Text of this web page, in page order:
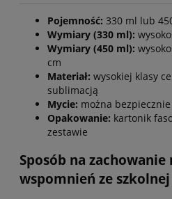
Pojemność: 330 ml lub
Wymiary (330 ml):
Wymiary (450 ml):
cm
Materiał: wysokiej klasy
sublimacją
Mycie: można
Opakowanie: kartonik
zestawie
Sposób na zachowanie
wspomnień ze szkolnej